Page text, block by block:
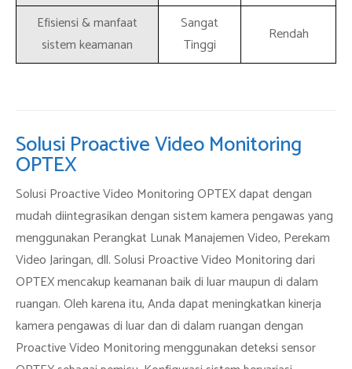
Efisiensi & manfaat
sistem keamanan
Sangat
Tinggi
Rendah
Solusi Proactive Video Monitoring
OPTEX
Solusi Proactive Video Monitoring OPTEX dapat dengan
mudah diintegrasikan dengan sistem kamera pengawas yang
menggunakan Perangkat Lunak Manajemen Video, Perekam
Video Jaringan, dll. Solusi Proactive Video Monitoring dari
OPTEX mencakup keamanan baik di luar maupun di dalam
ruangan. Oleh karena itu, Anda dapat meningkatkan kinerja
kamera pengawas di luar dan di dalam ruangan dengan
Proactive Video Monitoring menggunakan deteksi sensor